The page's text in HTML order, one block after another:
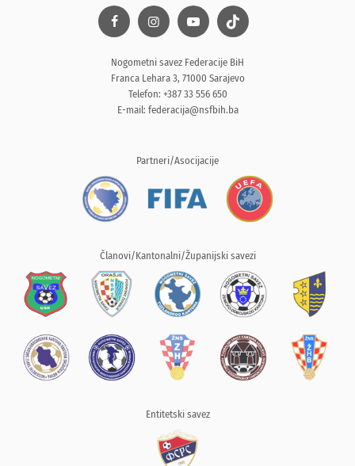
Nogometni savez Federacije BiH
Franca Lehara 3, 71000 Sarajevo
Telefon: +387 33 556 650
E-mail: federacija@nsfbih.ba
Partneri/Asocijacije
Članovi/Kantonalni/Županijski savezi
Entitetski savez